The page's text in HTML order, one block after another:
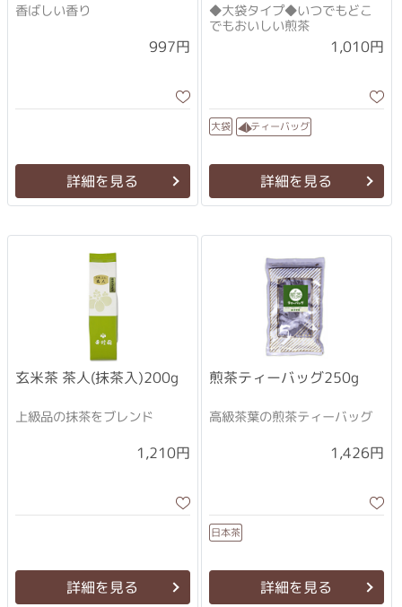
香ばしい香り
997円
詳細を見る
◆大袋タイプ◆いつでもどこ
でもおいしい煎茶
1,010円
大袋 ティーバッグ
詳細を見る
玄米茶 茶人(抹茶入)200g
上級品の抹茶をブレンド
1,210円
詳細を見る
煎茶ティーバッグ250g
高級茶葉の煎茶ティーバッグ
1,426円
日本茶
詳細を見る